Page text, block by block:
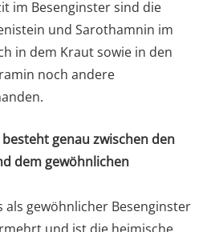
im Besenginster sind die
und Sarothamnin im
in dem Kraut sowie in den
noch andere
genau zwischen den
dem gewöhnlichen
als gewöhnlicher Besenginster